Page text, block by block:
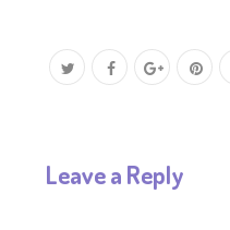
Leave a Reply